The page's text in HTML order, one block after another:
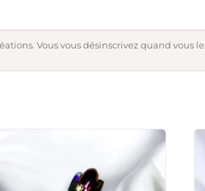
Vous vous désinscrivez quand vous